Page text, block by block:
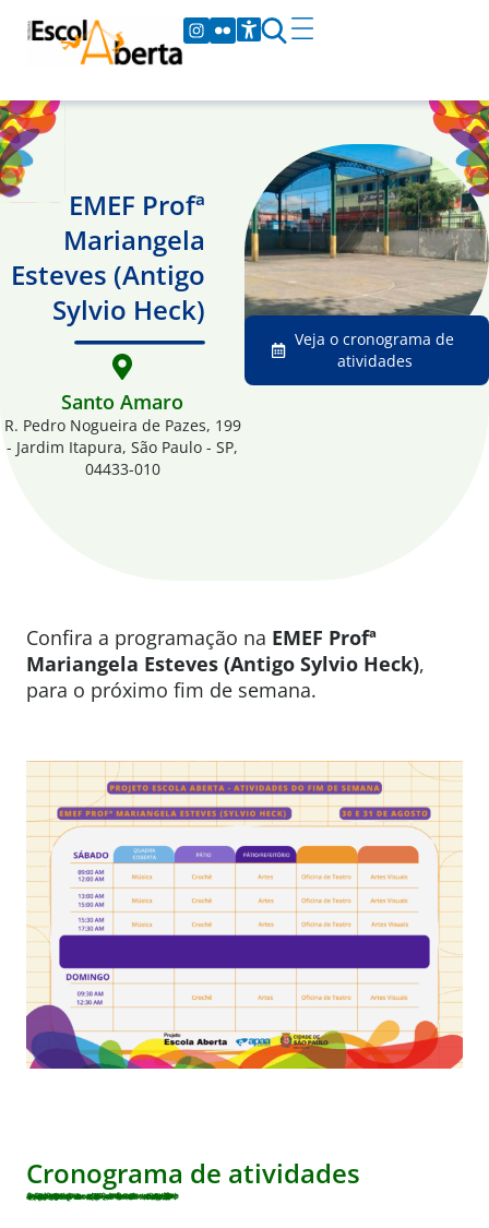
EMEF Profª
Mariangela
Esteves (Antigo
Sylvio Heck)
Santo Amaro
R. Pedro Nogueira de Pazes, 199
- Jardim Itapura, São Paulo - SP,
04433-010
Veja o cronograma de
atividades
Confira a programação na EMEF Profª
Mariangela Esteves (Antigo Sylvio Heck),
para o próximo fim de semana.
Cronograma de atividades